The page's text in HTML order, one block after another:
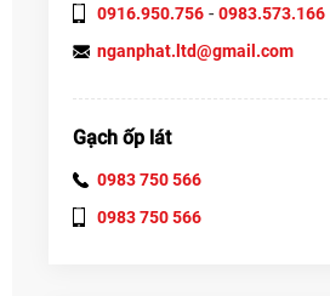
0916.950.756 - 0983.573.166
nganphat.ltd@gmail.com
Gạch ốp lát
0983 750 566
0983 750 566